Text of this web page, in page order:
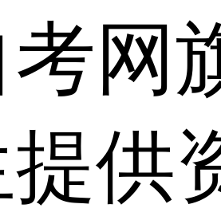
网
供